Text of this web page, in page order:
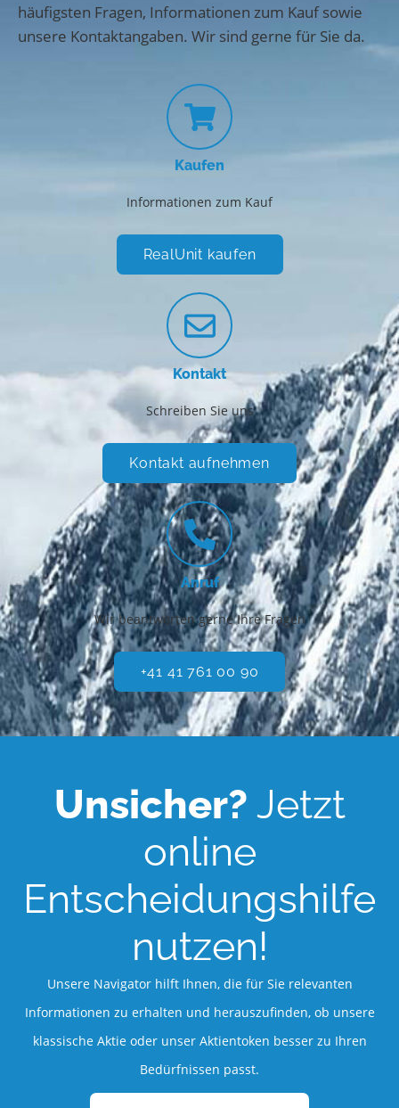
häufigsten Fragen, Informationen zum Kauf sowie
unsere Kontaktangaben. Wir sind gerne für Sie da.
Kaufen
Informationen zum Kauf
RealUnit kaufen
Kontakt
Schreiben Sie uns
Kontakt aufnehmen
Anruf
Wir beantworten gerne Ihre Fragen
+41 41 761 00 90
Unsicher? Jetzt
online
Entscheidungshilfe
nutzen!
Unsere Navigator hilft Ihnen, die für Sie relevanten
Informationen zu erhalten und herauszufinden, ob unsere
klassische Aktie oder unser Aktientoken besser zu Ihren
Bedürfnissen passt.